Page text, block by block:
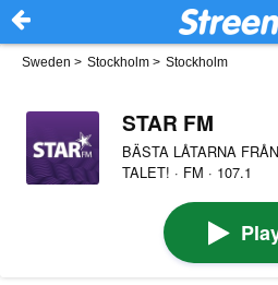
Sweden > Stockholm > Stockholm
STAR FM
BÄSTA LÅTARNA
TALET! · FM · 107.1